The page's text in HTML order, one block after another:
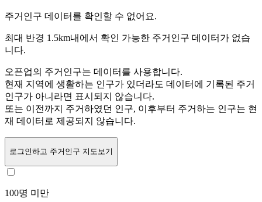
주거인구 데이터를 확인할 수 없어요.
최대 반경 1.5km내에서 확인 가능한 주거인구 데이터가 없습
니다.
오픈업의 주거인구는 데이터를 사용합니다.
현재 지역에 생활하는 인구가 있더라도 데이터에 기록된 주거
인구가 아니라면 표시되지 않습니다.
또는 이전까지 주거하였던 인구, 이후부터 주거하는 인구는 현
재 데이터로 제공되지 않습니다.
로그인하고 주거인구 지도보기
100명 미만